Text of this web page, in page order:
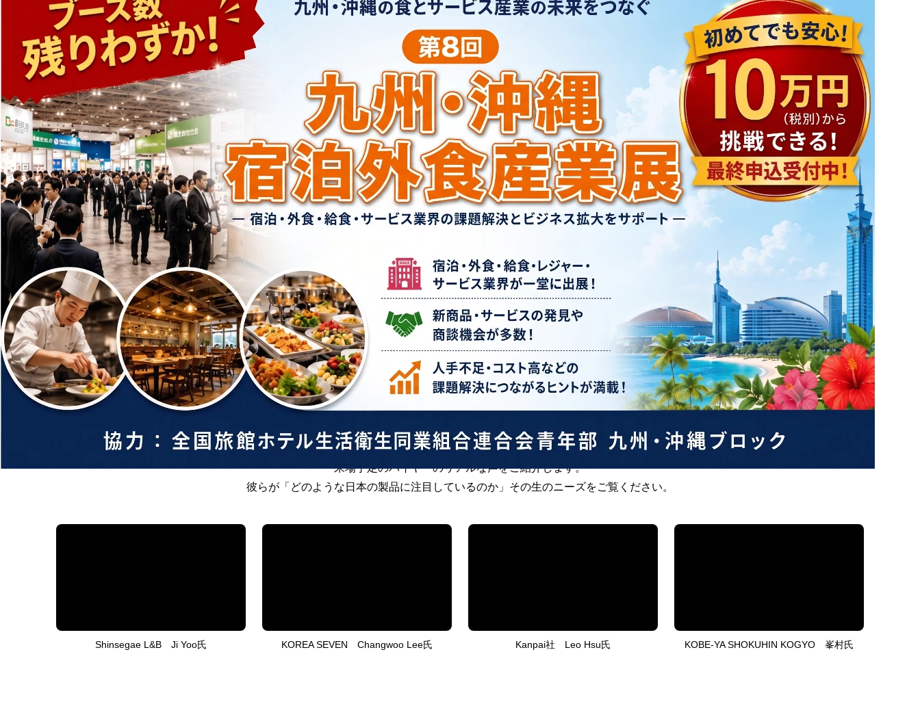
出展をご検討の方へ 出展TOPへ
約350社の出展と6,000名の来場見込み。
新たなビジネスチャンスが広がる絶好の機会
平均成約額400万円超の実績！国内外の有力バイヤーと
直接商談できる、九州最大級の「売れる」展示会です。
申し込みはこちら
出展資料ダウンロード
＼準備も簡単、費用も安心！／
ミニブースプランはこちら
来場をご検討の方へ 来場TOPへ
国内外から注目される高付加価値商品が勢揃い。新たな
仕入れ・業務提携のチャンスが広がる、ビジネス直結の
商談イベントです。
※ご来場には必ず来場登録が必要です。
来場事前登録はこちら (準備中)
海外ホステッドバイヤーインタビュー
来場予定のバイヤーのリアルな声をご紹介します。
彼らが「どのような日本の製品に注目しているのか」その生のニーズをご覧ください。
Shinsegae L&B Ji Yoo氏 KOREA SEVEN Changwoo Lee氏 Kanpai社 Leo Hsu氏 KOBE-YA SHOKUHIN KOGYO 峯村氏